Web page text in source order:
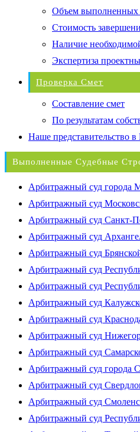
Объем выполненных
Стоимость
Наличие
Экспертиза
Проверка Смет
Составление смет
По результатам
Наше представительство в
Выполненные Судебные
Арбитражный суд города
Арбитражный суд
Арбитражный суд Санкт-
Арбитражный суд
Арбитражный суд
Арбитражный суд
Арбитражный суд
Арбитражный суд
Арбитражный суд
Арбитражный суд
Арбитражный суд
Арбитражный суд города
Арбитражный суд
Арбитражный суд
Арбитражный суд